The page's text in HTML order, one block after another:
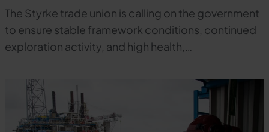
The Styrke trade union is calling on the government
to ensure stable framework conditions, continued
exploration activity, and high health,…